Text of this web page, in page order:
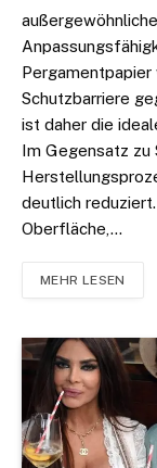
Schutzbarriere
ist daher die
Im Gegensatz zu
deutlich
Oberfläche,…
MEHR LESEN